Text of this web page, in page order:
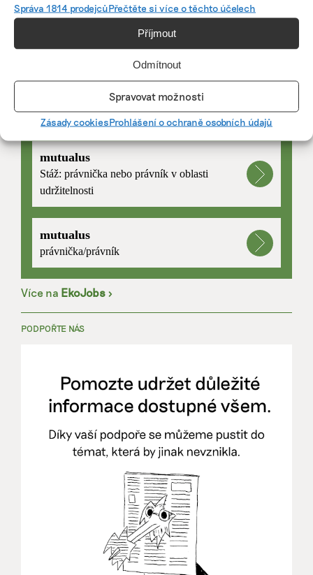
Správa 1814 prodejcůPřečtěte si více o těchto účelech
Příjmout
Odmítnout
Spravovat možnosti
Zásady cookiesProhlášení o ochraně osobních údajů
PRÁCE, KTERÁ ZLEPŠÍ SVĚT
mutualus
Stáž: právnička nebo právník v oblasti
udržitelnosti
mutualus
právnička/právník
Více na EkoJobs >
PODPOŘTE NÁS